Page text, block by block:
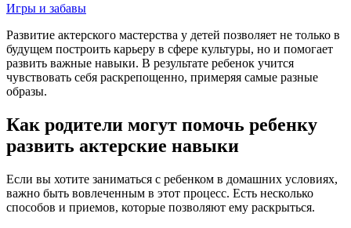
Игры и забавы
Развитие актерского мастерства у детей позволяет не только в
будущем построить карьеру в сфере культуры, но и помогает
развить важные навыки. В результате ребенок учится
чувствовать себя раскрепощенно, примеряя самые разные
образы.
Как родители могут помочь ребенку
развить актерские навыки
Если вы хотите заниматься с ребенком в домашних условиях,
важно быть вовлеченным в этот процесс. Есть несколько
способов и приемов, которые позволяют ему раскрыться.